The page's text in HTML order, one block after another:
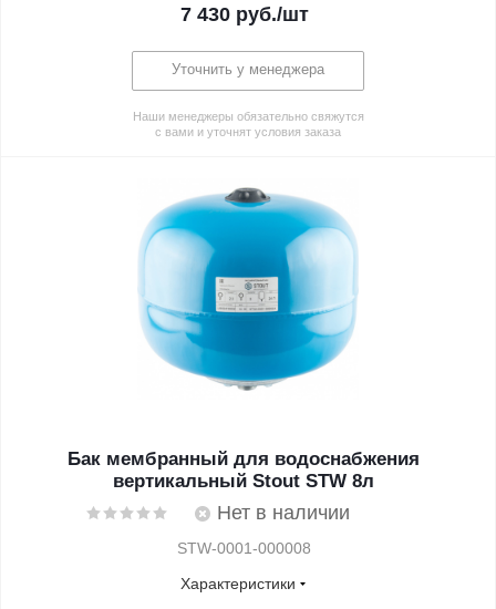
7 430руб./шт
Уточнить у менеджера
Наши менеджеры обязательно свяжутся
с вами и уточнят условия заказа
Бак мембранный для водоснабжения
вертикальный Stout STW 8л
Нет в наличии
STW-0001-000008
Характеристики